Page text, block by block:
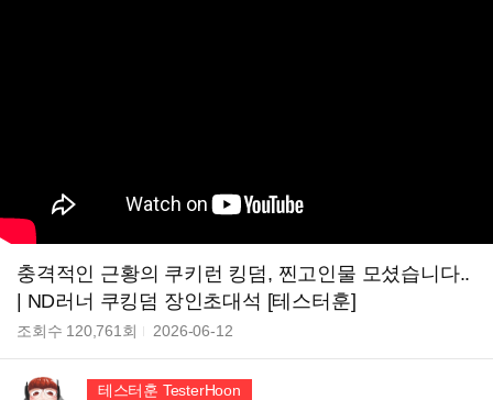
충격적인 근황의 쿠키런 킹덤, 찐고인물 모셨습니다..
| ND러너 쿠킹덤 장인초대석 [테스터훈]
조회수 120,761 회 2026-06-12
테스터훈 TesterHoon